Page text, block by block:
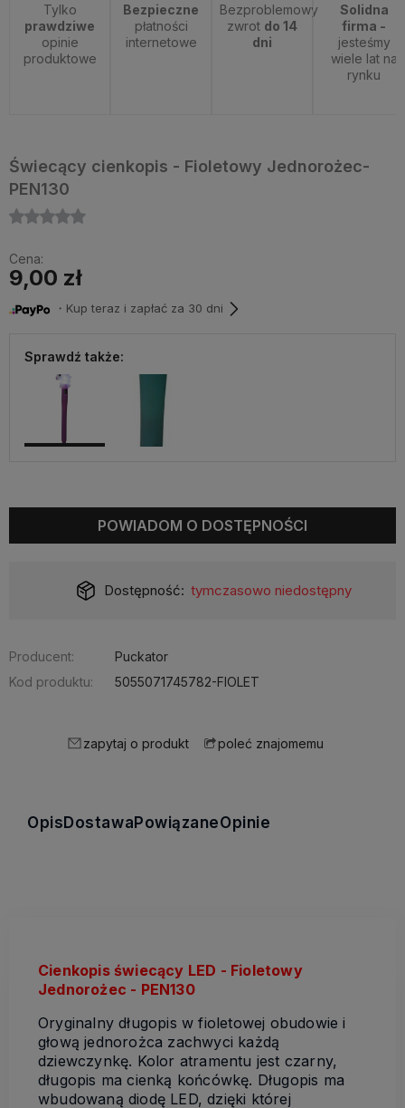
Tylko
prawdziwe
opinie
produktowe
Bezpieczne
płatności
internetowe
Bezproblemowy
zwrot do 14
dni
Solidna
firma -
jesteśmy
wiele lat na
rynku
Świecący cienkopis - Fioletowy Jednorożec-
PEN130
Cena:
9,00 zł
・Kup teraz i zapłać za 30 dni
Sprawdź także:
POWIADOM O DOSTĘPNOŚCI
Dostępność: tymczasowo niedostępny
Producent:
Puckator
Kod produktu:
5055071745782-FIOLET
zapytaj o produkt poleć znajomemu
OpisDostawaPowiązaneOpinie
Cienkopis świecący LED - Fioletowy
Jednorożec - PEN130
Oryginalny długopis w fioletowej obudowie i
głową jednorożca zachwyci każdą
dziewczynkę. Kolor atramentu jest czarny,
długopis ma cienką końcówkę. Długopis ma
wbudowaną diodę LED, dzięki której